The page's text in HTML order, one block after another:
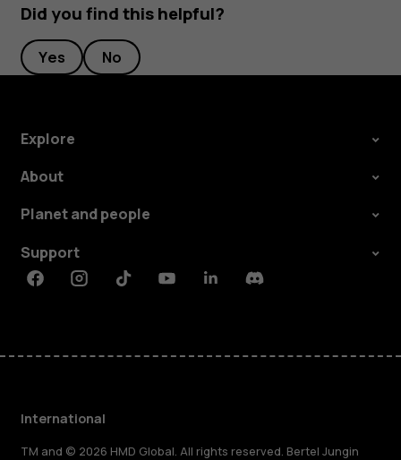
Did you find this helpful?
Yes No
Explore
About
Planet and people
Support
FacebookInstagramTiktokYoutubeLinkedinDiscord
International
TM and © 2026 HMD Global. All rights reserved. Bertel Jungin